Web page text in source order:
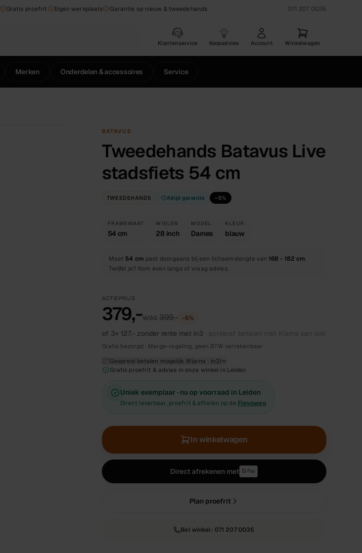
Gratis proefrit Eigen werkplaats Garantie op nieuw & tweedehands 071 207 0035
Klantenservice Koopadvies Account Winkelwagen
Merken Onderdelen & accessoires Service
BATAVUS
Tweedehands Batavus Live
stadsfiets 54 cm
TWEEDEHANDS Altijd garantie − 5%
FRAMEMAAT
54 cm
WIELEN
28 inch
MODEL
Dames
KLEUR
blauw
Maat 54 cm past doorgaans bij een lichaamslengte van 168 - 182 cm.
Twijfel je? Kom even langs of vraag advies.
ACTIEPRIJS
379,-was 399,- −5%
of 3× 127,- zonder rente met in3 · achteraf betalen met Klarna kan ook
Gratis bezorgd · Marge-regeling, geen BTW verrekenbaar
Gespreid betalen mogelijk (Klarna · in3)
Gratis proefrit & advies in onze winkel in Leiden
Uniek exemplaar · nu op voorraad in Leiden
Direct leverbaar, proefrit & afhalen op de Flevoweg
In winkelwagen
Direct afrekenen met
Plan proefrit
Bel winkel: 071 207 0035